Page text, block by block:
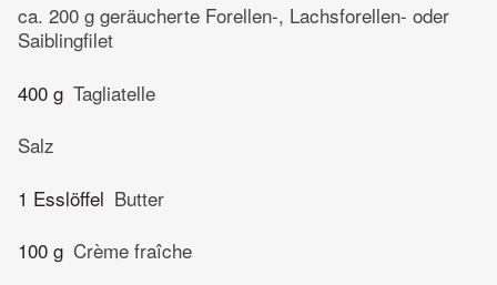
ca. 200 g geräucherte Forellen-, Lachsforellen- oder
Saiblingfilet
400 g Tagliatelle
Salz
1 Esslöffel Butter
100 g Crème fraîche